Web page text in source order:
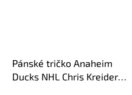
Pánské tričko Anaheim
Ducks NHL Chris Kreider